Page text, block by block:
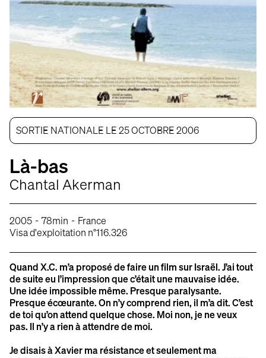
SORTIE NATIONALE LE 25 OCTOBRE 2006
Là-bas
Chantal Akerman
2005 - 78min - France
Visa d'exploitation n°116.326
Quand X.C. m’a proposé de faire un film sur Israël. J’ai tout
de suite eu l’impression que c’était une mauvaise idée.
Une idée impossible même. Presque paralysante.
Presque écœurante. On n’y comprend rien, il m’a dit. C’est
de toi qu’on attend quelque chose. Moi non, je ne veux
pas. Il n’y a rien à attendre de moi.
Je disais à Xavier ma résistance et seulement ma